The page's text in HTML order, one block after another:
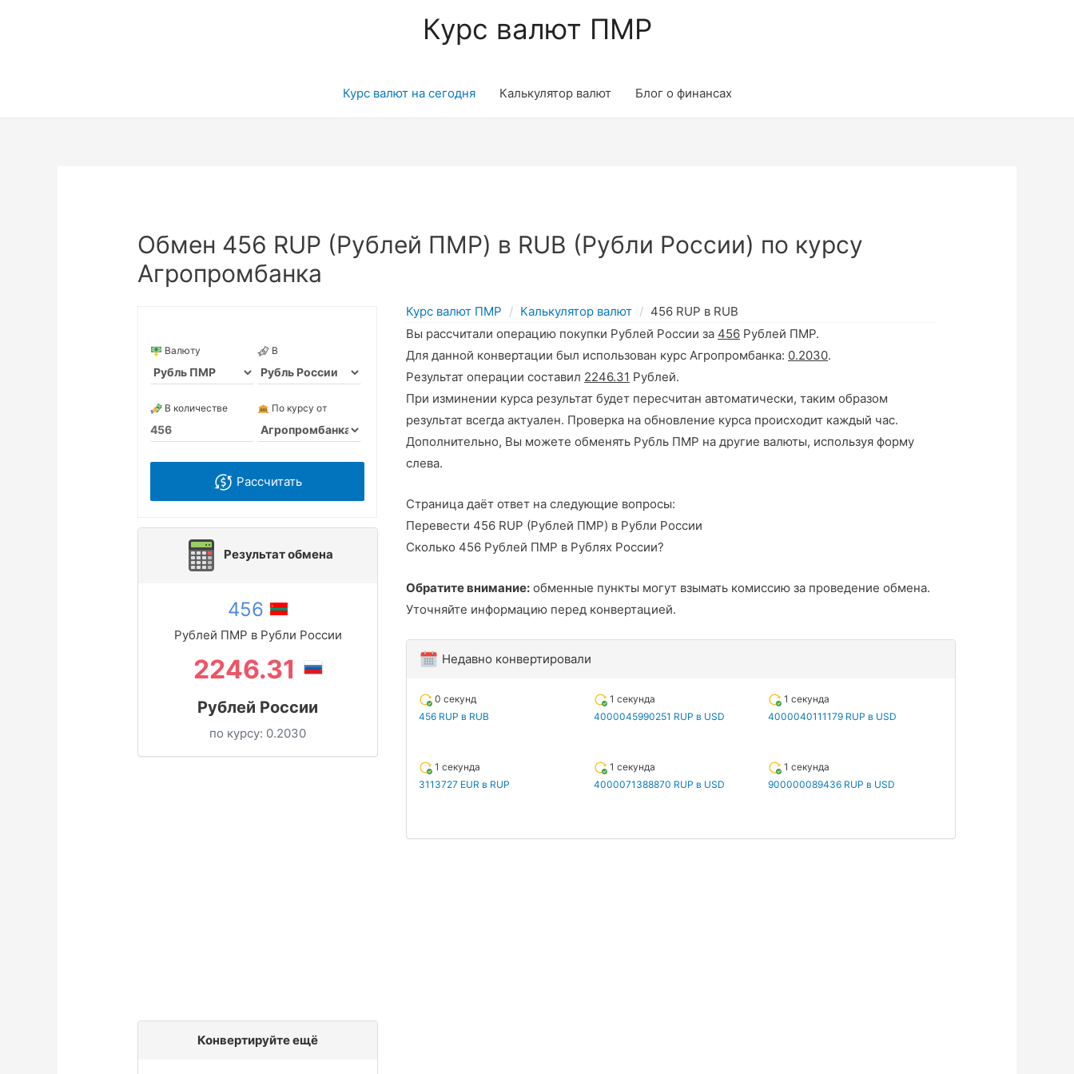
Курс валют ПМР
Курс валют на сегодня Калькулятор валют Блог о финансах
Обмен 456 RUP (Рублей ПМР) в RUB (Рубли России) по курсу
Агропромбанка
Валюту В
В количестве По курсу от
Рассчитать
Результат обмена
456
Рублей ПМР в Рубли России
2246.31
Рублей России
по курсу: 0.2030
Конвертируйте ещё
Курс валют ПМР Калькулятор валют
456 RUP в RUB
Вы рассчитали операцию покупки Рублей России за 456 Рублей ПМР.
Для данной конвертации был использован курс Агропромбанка: 0.2030.
Результат операции составил 2246.31 Рублей.
При изминении курса результат будет пересчитан автоматически, таким образом
результат всегда актуален. Проверка на обновление курса происходит каждый час.
Дополнительно, Вы можете обменять Рубль ПМР на другие валюты, используя форму
слева.
Страница даёт ответ на следующие вопросы:
Перевести 456 RUP (Рублей ПМР) в Рубли России
Сколько 456 Рублей ПМР в Рублях России?
Обратите внимание: обменные пункты могут взымать комиссию за проведение обмена.
Уточняйте информацию перед конвертацией.
Недавно конвертировали
0 секунд
456 RUP в RUB
1 секунда
4000045990251 RUP в USD
1 секунда
4000040111179 RUP в USD
1 секунда
3113727 EUR в RUP
1 секунда
4000071388870 RUP в USD
1 секунда
900000089436 RUP в USD